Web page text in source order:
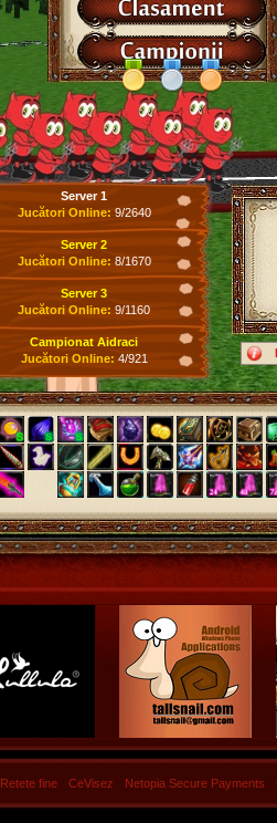
Server 1
Jucători Online: 9/2640
Server 2
Jucători Online: 8/1670
Server 3
Jucători Online: 9/1160
Campionat Aidraci
Jucători Online: 4/921
Retete fine CeVisez Netopia Secure Payments